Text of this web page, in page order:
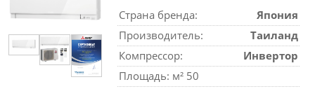
Страна бренда:
Япония
Производитель:
Таиланд
Компрессор:
Инвертор
Площадь: м² 50